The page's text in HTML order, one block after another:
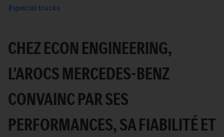
special trucks
CHEZ ECON ENGINEERING,
L'AROCS MERCEDES-BENZ
CONVAINC PAR SES
PERFORMANCES, SA FIABILITÉ ET